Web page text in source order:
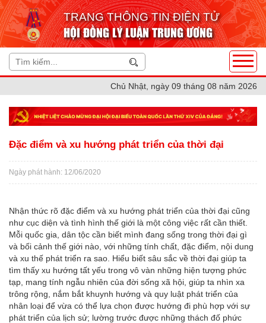
TRANG THÔNG TIN ĐIỆN TỬ
HỘI ĐỒNG LÝ LUẬN TRUNG ƯƠNG
Chủ Nhật, ngày 09 tháng 08 năm 2026
Đặc điểm và xu hướng phát triển của thời đại
Ngày phát hành: 12/06/2020
Nhận thức rõ đặc điểm và xu hướng phát triển của thời đại cũng
như cục diện và tình hình thế giới là một công việc rất cần thiết.
Mỗi quốc gia, dân tộc cần biết mình đang sống trong thời đại gì
và bối cảnh thế giới nào, với những tính chất, đặc điểm, nội dung
và xu thế phát triển ra sao. Hiểu biết sâu sắc về thời đại giúp ta
tìm thấy xu hướng tất yếu trong vô vàn những hiện tượng phức
tạp, mang tính ngẫu nhiên của đời sống xã hội, giúp ta nhìn xa
trông rộng, nắm bắt khuynh hướng và quy luật phát triển của
nhân loại để vừa có thể lựa chọn được hướng đi phù hợp với sự
phát triển của lịch sử; lường trước được những thách đố phức